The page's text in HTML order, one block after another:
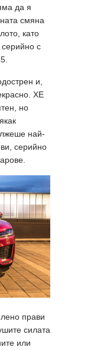
да я
смяна
като
серийно с
и,
XE
но
най-
серийно
прави
силата
или